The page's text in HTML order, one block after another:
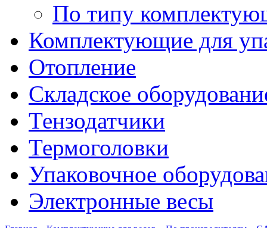
По типу
Комплектующие для
Отопление
Складское
Тензодатчики
Термоголовки
Упаковочное
Электронные весы